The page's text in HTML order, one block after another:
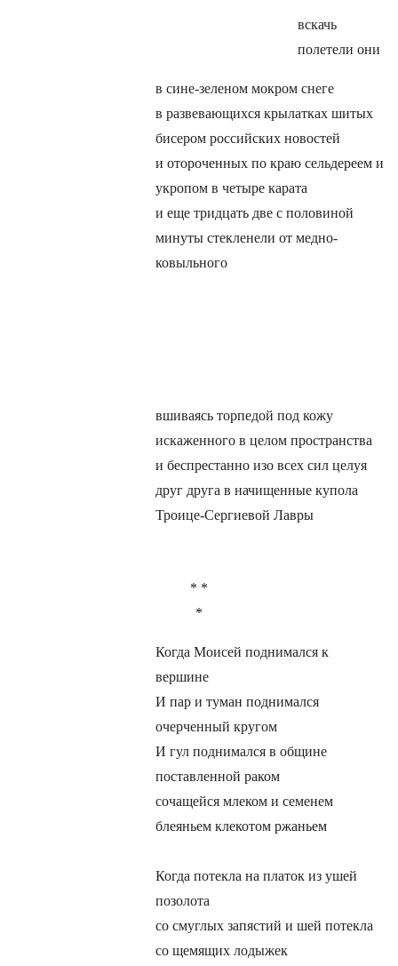
вскачь
полетели они
в сине-зеленом мокром снеге
в развевающихся крылатках шитых
бисером российских новостей
и отороченных по краю сельдереем и
укропом в четыре карата
и еще тридцать две с половиной
минуты стекленели от медно-
ковыльного
вшиваясь торпедой под кожу
искаженного в целом пространства
и беспрестанно изо всех сил целуя
друг друга в начищенные купола
Троице-Сергиевой Лавры
* *
*
Когда Моисей поднимался к
вершине
И пар и туман поднимался
очерченный кругом
И гул поднимался в общине
поставленной раком
сочащейся млеком и семенем
блеяньем клекотом ржаньем
Когда потекла на платок из ушей
позолота
со смуглых запястий и шей потекла
со щемящих лодыжек